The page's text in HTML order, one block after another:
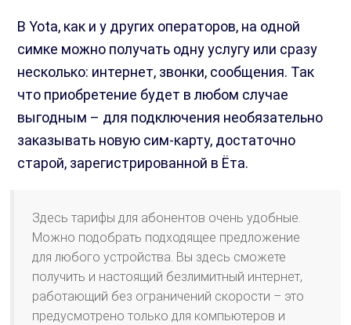
В Yota, как и у других операторов, на одной
симке можно получать одну услугу или сразу
несколько: интернет, звонки, сообщения. Так
что приобретение будет в любом случае
выгодным – для подключения необязательно
заказывать новую сим-карту, достаточно
старой, зарегистрированной в Ёта.
Здесь тарифы для абонентов очень удобные.
Можно подобрать подходящее предложение
для любого устройства. Вы здесь сможете
получить и настоящий безлимитный интернет,
работающий без ограничений скорости – это
предусмотрено только для компьютеров и